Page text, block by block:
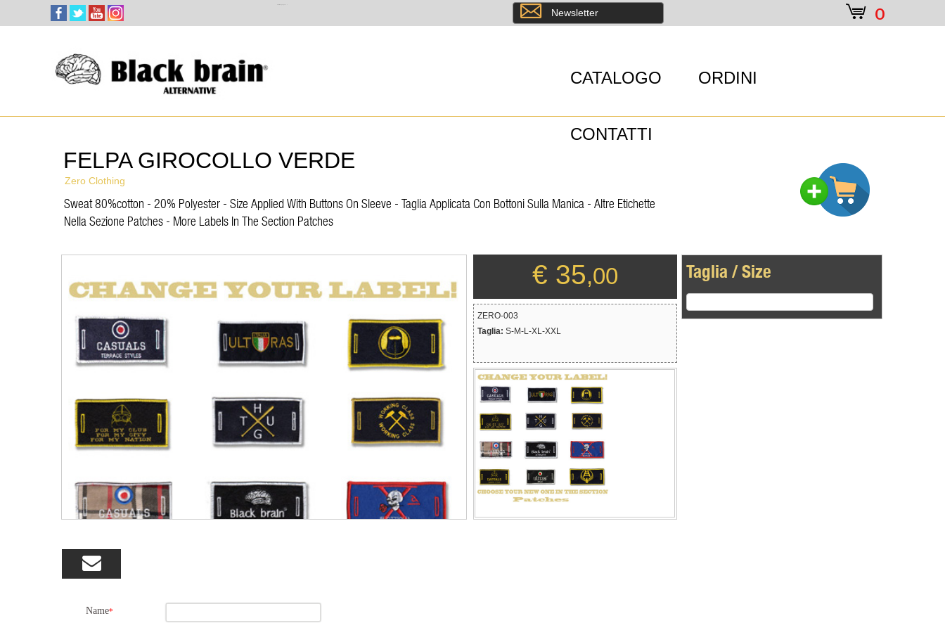
e 0
CATALOGO ORDINI
CONTATTI
8 Newsletter
FELPA GIROCOLLO VERDE
Sweat 80%cotton - 20% Polyester - Size Applied With Buttons On Sleeve - Taglia Applicata Con Bottoni Sulla Manica - Altre Etichette
Nella Sezione Patches - More Labels In The Section Patches
Zero Clothing
€ 35,00
ZERO-003
Taglia: S-M-L-XL-XXL
Taglia / Size

Name*